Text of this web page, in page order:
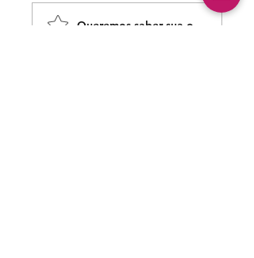
Queremos saber sua opinião